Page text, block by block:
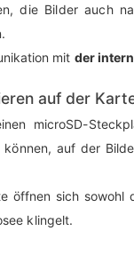
die Bilder auch
mit der
auf der
microSD-
auf der
öffnen sich
klingelt.